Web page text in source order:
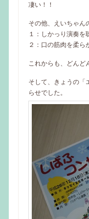
凄い！！
その他、えいちゃん
１：しかっり演奏を
２：口の筋肉を柔ら
これからも、どんど
そして、きょうの「
らせでした。